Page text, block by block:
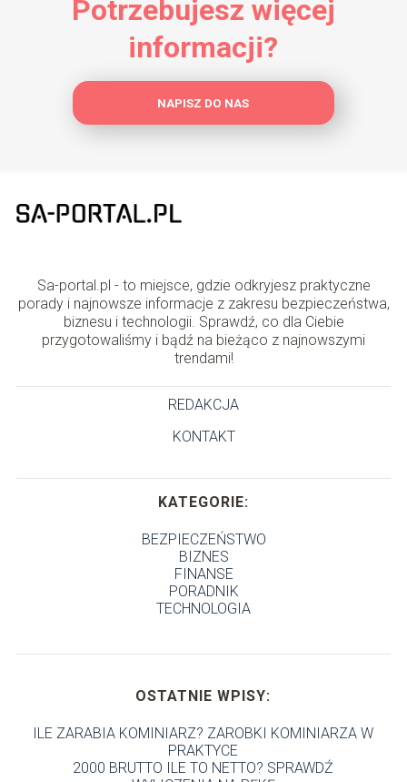
Potrzebujesz więcej
informacji?
NAPISZ DO NAS
Sa-portal.pl - to miejsce, gdzie odkryjesz praktyczne
porady i najnowsze informacje z zakresu bezpieczeństwa,
biznesu i technologii. Sprawdź, co dla Ciebie
przygotowaliśmy i bądź na bieżąco z najnowszymi
trendami!
REDAKCJA
KONTAKT
KATEGORIE:
BEZPIECZEŃSTWO
BIZNES
FINANSE
PORADNIK
TECHNOLOGIA
OSTATNIE WPISY:
ILE ZARABIA KOMINIARZ? ZAROBKI KOMINIARZA W
PRAKTYCE
2000 BRUTTO ILE TO NETTO? SPRAWDŹ